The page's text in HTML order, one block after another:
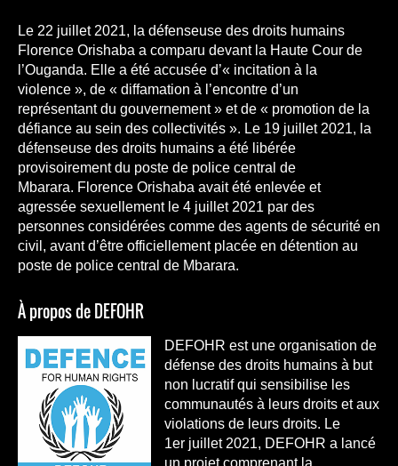
Le 22 juillet 2021, la défenseuse des droits humains
Florence Orishaba a comparu devant la Haute Cour de
l’Ouganda. Elle a été accusée d’« incitation à la
violence », de « diffamation à l’encontre d’un
représentant du gouvernement » et de « promotion de la
défiance au sein des collectivités ». Le 19 juillet 2021, la
défenseuse des droits humains a été libérée
provisoirement du poste de police central de
Mbarara. Florence Orishaba avait été enlevée et
agressée sexuellement le 4 juillet 2021 par des
personnes considérées comme des agents de sécurité en
civil, avant d’être officiellement placée en détention au
poste de police central de Mbarara.
À propos de DEFOHR
DEFOHR est une organisation de
défense des droits humains à but
non lucratif qui sensibilise les
communautés à leurs droits et aux
violations de leurs droits. Le
1er juillet 2021, DEFOHR a lancé
un projet comprenant la